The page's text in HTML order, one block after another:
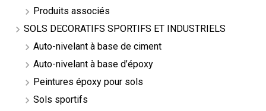
Produits associés
SOLS DECORATIFS SPORTIFS ET INDUSTRIELS
Auto-nivelant à base de ciment
Auto-nivelant à base d’époxy
Peintures époxy pour sols
Sols sportifs